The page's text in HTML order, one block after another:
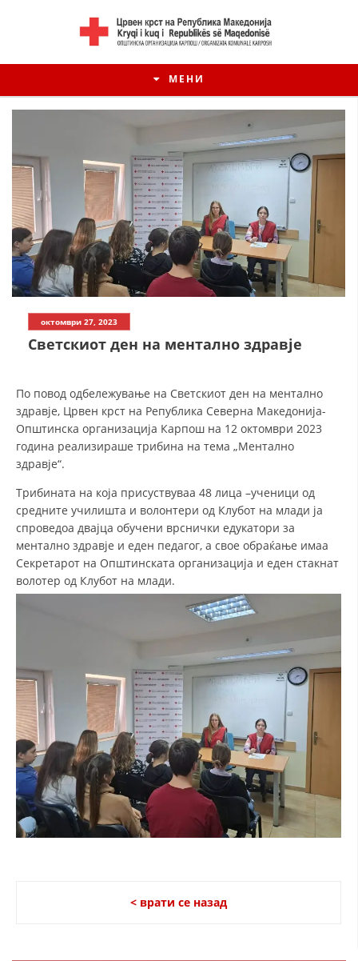
МЕНИ
ДЕЈСТВУВАЊЕ
ПРИРАЧНИЦИ
СТРАТЕГИИ
ЕДУКАТИВНО ИНФОРМАТИВНИ МАТЕРИЈАЛИ
БРОШУРИ
ПОСТЕРИ
октомври 27, 2023
Светскиот ден на ментално здравје
По повод одбележување на Светскиот ден на ментално
здравје, Црвен крст на Република Северна Македонија-
Општинска организација Карпош на 12 октомври 2023
година реализираше трибина на тема „Ментално
здравје“.
Трибината на која присуствуваа 48 лица –ученици од
средните училишта и волонтери од Клубот на млади ја
спроведоа двајца обучени врснички едукатори за
ментално здравје и еден педагог, а свое обраќање имаа
Секретарот на Општинската организација и еден стакнат
волотер од Клубот на млади.
< врати се назад